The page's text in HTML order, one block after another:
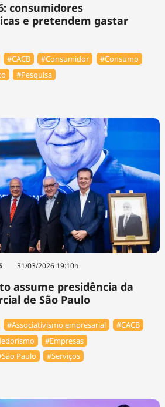
consumidores
e pretendem gastar
#⁠CACB #Consumidor
#Consumo
#Pesquisa
31/03/2026 19:10h
assume presidência da
de São Paulo
#Associativismo empresarial
#⁠CACB
#Empresas
Paulo #Serviços